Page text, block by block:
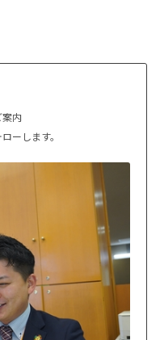
内
ーします。